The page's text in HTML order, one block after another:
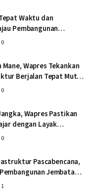
Waktu dan
Pembangunan
0
Wapres Tekankan
Berjalan Tepat Mutu
0
Wapres Pastikan
dengan Layak
0
Pascabencana,
Jembatan
1